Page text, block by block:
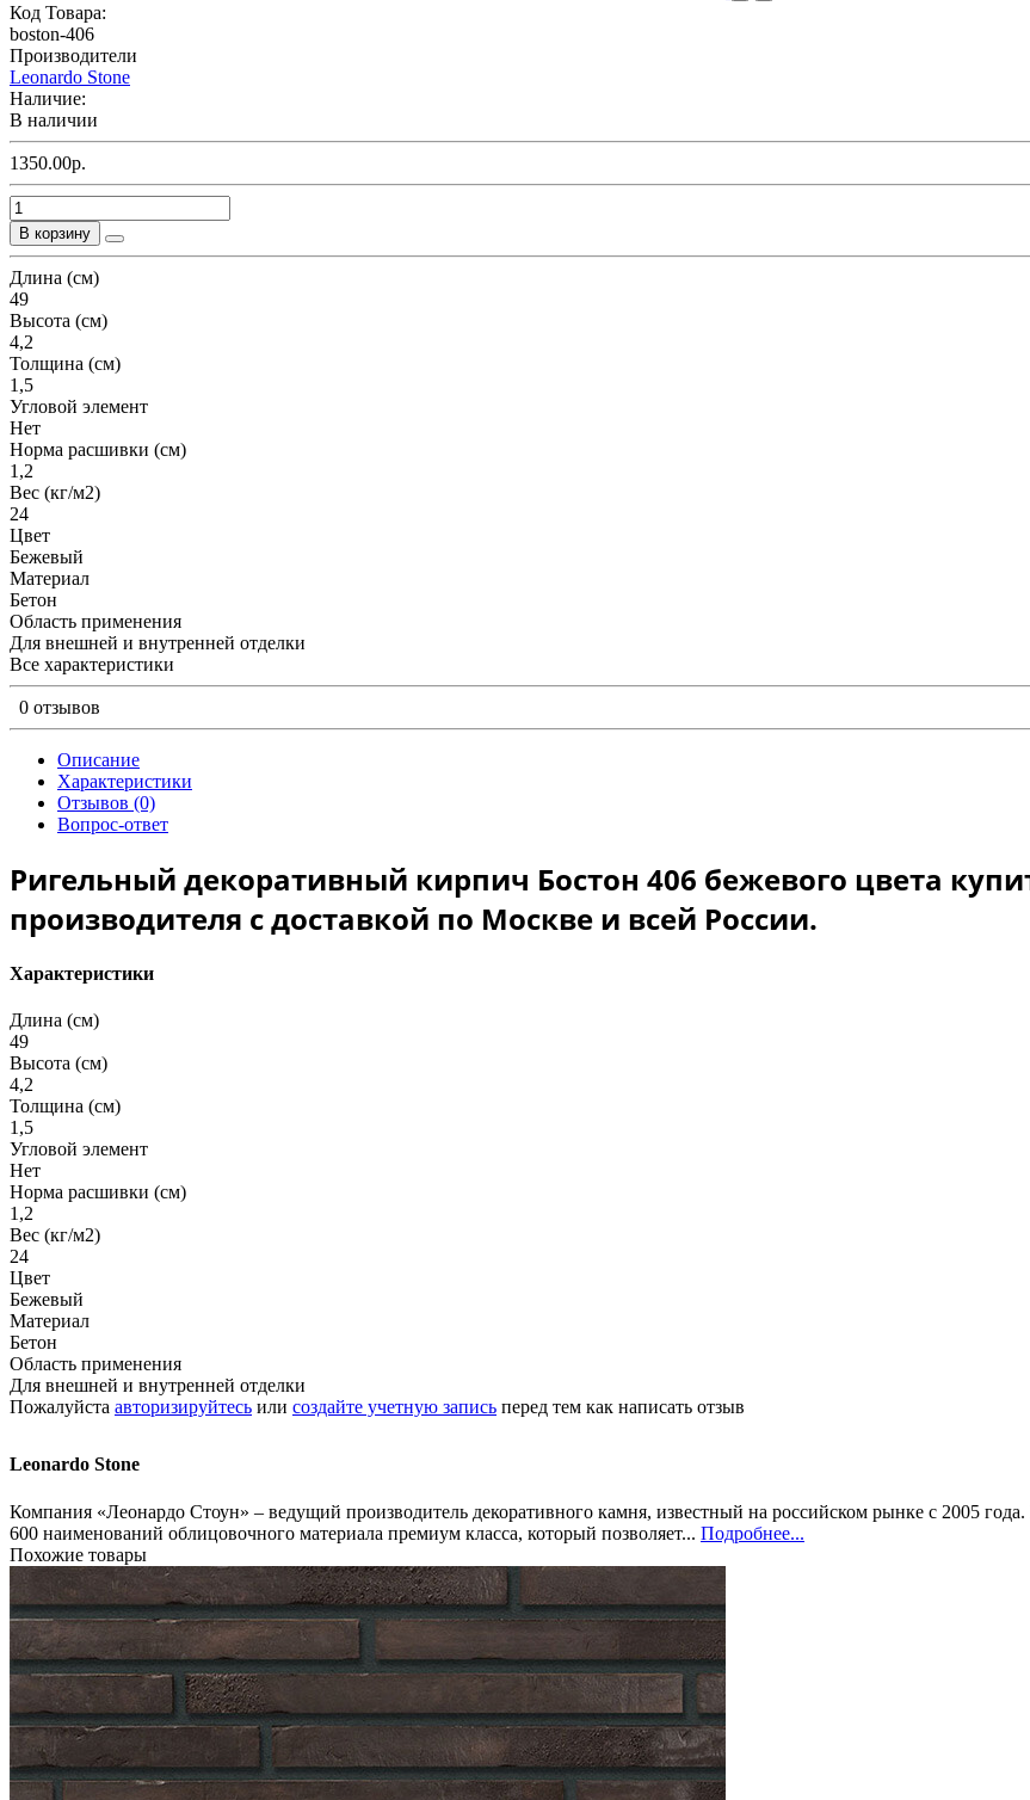
Код Товара:
boston-406
Производители
Leonardo Stone
Наличие:
В наличии
1350.00р.
В корзину
Длина (см)
49
Высота (см)
4,2
Толщина (см)
1,5
Угловой элемент
Нет
Норма расшивки (см)
1,2
Вес (кг/м2)
24
Цвет
Бежевый
Материал
Бетон
Область применения
Для внешней и внутренней отделки
Все характеристики
0 отзывов
Описание
Характеристики
Отзывов (0)
Вопрос-ответ
Ригельный декоративный кирпич Бостон 406 бежевого цвета
производителя с доставкой по Москве и всей России.
Характеристики
Длина (см)
49
Высота (см)
4,2
Толщина (см)
1,5
Угловой элемент
Нет
Норма расшивки (см)
1,2
Вес (кг/м2)
24
Цвет
Бежевый
Материал
Бетон
Область применения
Для внешней и внутренней отделки
Пожалуйста авторизируйтесь или создайте учетную запись перед тем как написать отзыв
Leonardo Stone
Компания «Леонардо Стоун» – ведущий производитель декоративного камня, известный на российском рынке с 2005
600 наименований облицовочного материала премиум класса, который позволяет... Подробнее...
Похожие товары